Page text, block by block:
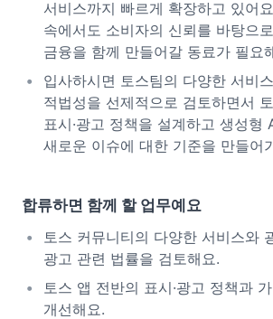
서비스까지 빠르게 확장하고 있어
속에서도 소비자의 신뢰를 바탕으
금융을 함께 만들어갈 동료가 필요
입사하시면 토스팀의 다양한 서비
적법성을 선제적으로 검토하면서
표시·광고 정책을 설계하고 생성형
새로운 이슈에 대한 기준을 만들어
합류하면 함께 할 업무예요
토스 커뮤니티의 다양한 서비스와
광고 관련 법률을 검토해요.
토스 앱 전반의 표시·광고 정책과
개선해요.